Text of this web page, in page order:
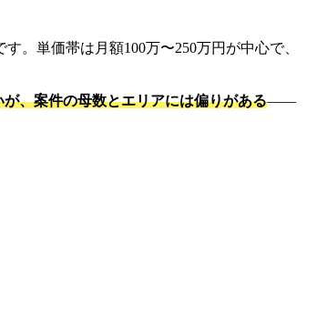
。単価帯は月額100万〜250万円が中心で、
、案件の母数とエリアには偏りがある——